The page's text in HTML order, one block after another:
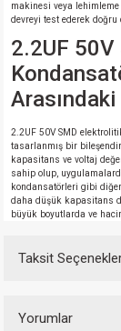
makinesi veya
devreyi test ederek doğru
2.2UF
2.2UF 50V SMD
tasarlanmış bir
kapasitans ve voltaj
sahip olup,
kondansatörleri gibi
daha düşük kapasitans
büyük boyutlarda ve
Taksit
Yorumlar